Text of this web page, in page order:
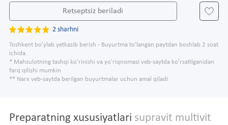
Retseptsiz beriladi
2 sharhni
Toshkent bo'ylab yetkazib berish - Buyurtma to'langan paytdan boshlab 2 soat
ichida.
* Mahsulotning tashqi ko'rinishi va yo'riqnomasi veb-saytda ko'rsatilganidan
farq qilishi mumkin
** Narx veb-saytda berilgan buyurtmalar uchun amal qiladi
Preparatning xususiyatlari supravit multivit